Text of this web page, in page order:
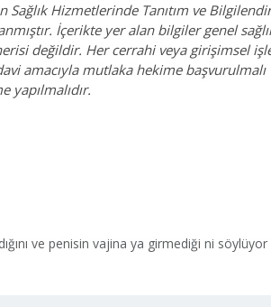
Hizmetlerinde Tanıtım ve
İçerikte yer alan bilgiler genel
değildir. Her cerrahi veya girişimsel
amacıyla mutlaka hekime başvurulmalı
yapılmalıdır.
ve penisin vajina ya girmediği ni